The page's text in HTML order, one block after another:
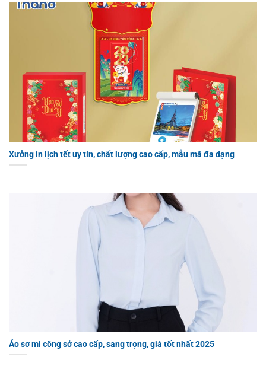
Xưởng in lịch tết uy tín, chất lượng cao cấp, mẫu mã đa dạng
Áo sơ mi công sở cao cấp, sang trọng, giá tốt nhất 2025